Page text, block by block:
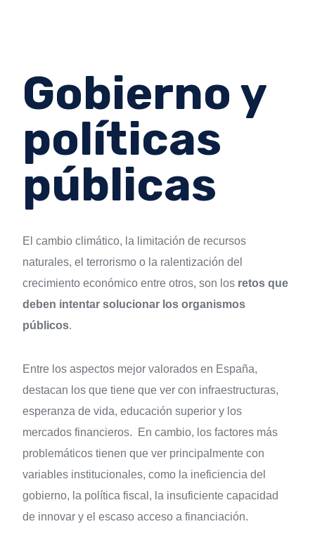
Gobierno y
políticas
públicas
El cambio climático, la limitación de recursos
naturales, el terrorismo o la ralentización del
crecimiento económico entre otros, son los retos que
deben intentar solucionar los organismos
públicos.
Entre los aspectos mejor valorados en España,
destacan los que tiene que ver con infraestructuras,
esperanza de vida, educación superior y los
mercados financieros. En cambio, los factores más
problemáticos tienen que ver principalmente con
variables institucionales, como la ineficiencia del
gobierno, la política fiscal, la insuficiente capacidad
de innovar y el escaso acceso a financiación.